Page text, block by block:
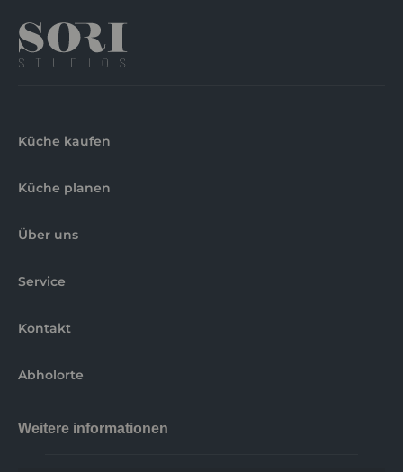
Küche kaufen
Küche planen
Über uns
Service
Kontakt
Abholorte
Weitere informationen